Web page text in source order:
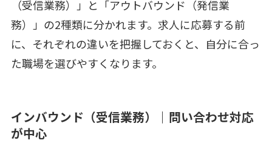
（受信業務）」と「アウトバウンド（発信業
務）」の2種類に分かれます。求人に応募する前
に、それぞれの違いを把握しておくと、自分に合っ
た職場を選びやすくなります。
インバウンド（受信業務）｜問い合わせ対応
が中心